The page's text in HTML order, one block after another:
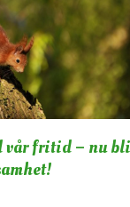
vår fritid – nu